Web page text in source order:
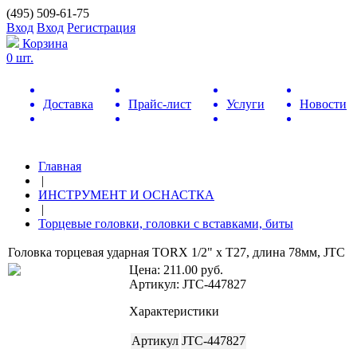
(495) 509-61-75
Вход Вход Регистрация
Корзина
0 шт.
Доставка Прайс-лист Услуги Новости
Главная
|
ИНСТРУМЕНТ И ОСНАСТКА
|
Торцевые головки, головки с вставками, биты
Головка торцевая ударная TORX 1/2" х Т27, длина 78мм, JTC
Цена: 211.00 руб.
Артикул: JTC-447827
Характеристики
Артикул JTC-447827